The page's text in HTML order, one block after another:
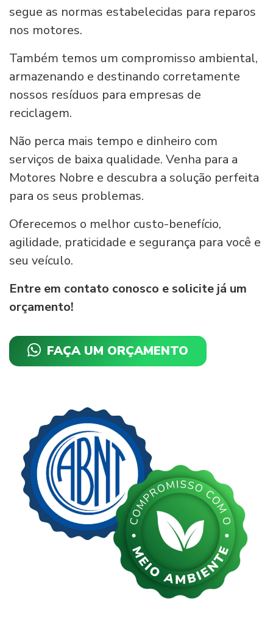
segue as normas estabelecidas para reparos
nos motores.
Também temos um compromisso ambiental,
armazenando e destinando corretamente
nossos resíduos para empresas de
reciclagem.
Não perca mais tempo e dinheiro com
serviços de baixa qualidade. Venha para a
Motores Nobre e descubra a solução perfeita
para os seus problemas.
Oferecemos o melhor custo-benefício,
agilidade, praticidade e segurança para você e
seu veículo.
Entre em contato conosco e solicite já um
orçamento!
FAÇA UM ORÇAMENTO